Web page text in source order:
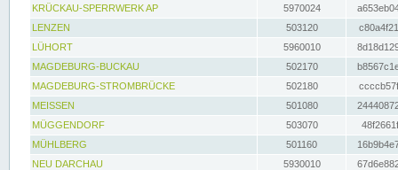
KRÜCKAU-SPERRWERK AP
5970024
LENZEN
503120
LÜHORT
5960010
MAGDEBURG-BUCKAU
502170
MAGDEBURG-STROMBRÜCKE
502180
MEISSEN
501080
MÜGGENDORF
503070
MÜHLBERG
501160
NEU DARCHAU
5930010